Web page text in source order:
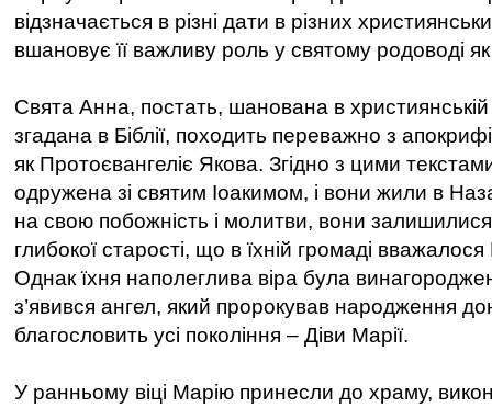
відзначається в різні дати в різних
вшановує її важливу роль у святому родоводі
Свята Анна, постать, шанована в християнській
згадана в Біблії, походить переважно з
як Протоєвангеліє Якова. Згідно з цими
одружена зі святим Іоакимом, і вони жили в
на свою побожність і молитви, вони
глибокої старості, що в їхній громаді
Однак їхня наполеглива віра була
з’явився ангел, який пророкував народження
благословить усі покоління – Діви Марії.
У ранньому віці Марію принесли до храму,